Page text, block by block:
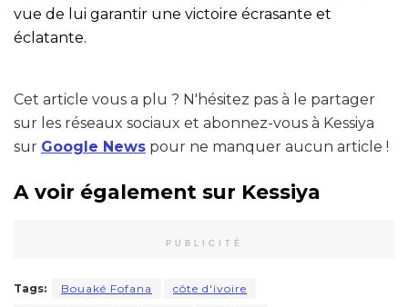
vue de lui garantir une victoire écrasante et
éclatante.
Cet article vous a plu ? N'hésitez pas à le partager
sur les réseaux sociaux et abonnez-vous à Kessiya
sur Google News pour ne manquer aucun article !
A voir également sur Kessiya
PUBLICITÉ
Tags: Bouaké Fofana
côte d'ivoire